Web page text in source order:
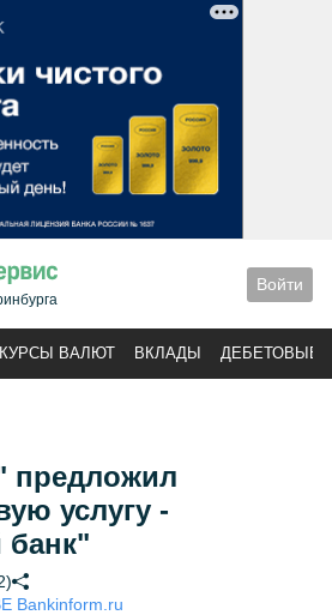
Войти
КУРСЫ ВАЛЮТ ВКЛАДЫ ДЕБЕТОВЫЕ
услугу -
Bankinform.ru